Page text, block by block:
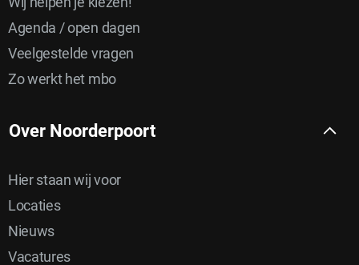
Agenda / open dagen
Veelgestelde vragen
Zo werkt het mbo
Over Noorderpoort
Hier staan wij voor
Locaties
Nieuws
Vacatures